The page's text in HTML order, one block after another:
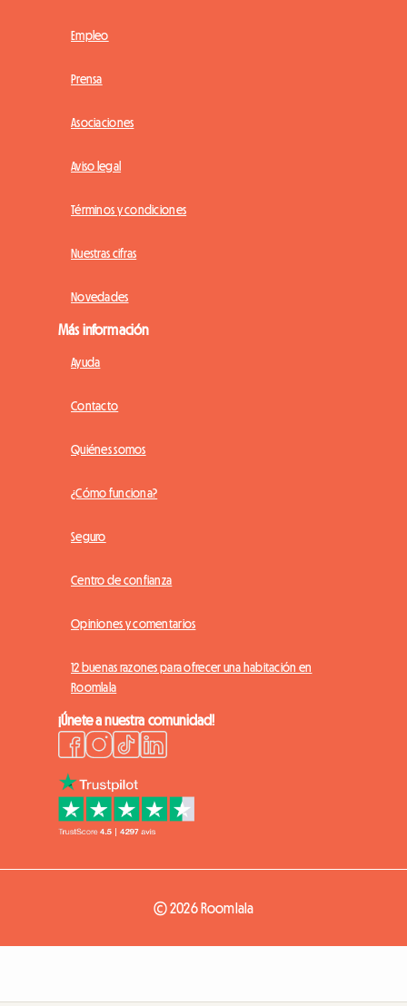
Empleo
Prensa
Asociaciones
Aviso legal
Términos y condiciones
Nuestras cifras
Novedades
Más información
Ayuda
Contacto
Quiénes somos
¿Cómo funciona?
Seguro
Centro de confianza
Opiniones y comentarios
12 buenas razones para ofrecer una habitación en
Roomlala
¡Únete a nuestra comunidad!
© 2026 Roomlala